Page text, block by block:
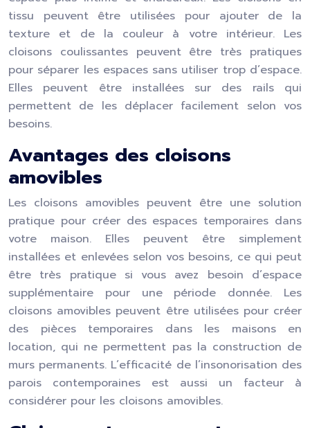
tissu peuvent être utilisées pour ajouter de la
texture et de la couleur à votre intérieur. Les
cloisons coulissantes peuvent être très pratiques
pour séparer les espaces sans utiliser trop d’espace.
Elles peuvent être installées sur des rails qui
permettent de les déplacer facilement selon vos
besoins.
Avantages des cloisons
amovibles
Les cloisons amovibles peuvent être une solution
pratique pour créer des espaces temporaires dans
votre maison. Elles peuvent être simplement
installées et enlevées selon vos besoins, ce qui peut
être très pratique si vous avez besoin d’espace
supplémentaire pour une période donnée. Les
cloisons amovibles peuvent être utilisées pour créer
des pièces temporaires dans les maisons en
location, qui ne permettent pas la construction de
murs permanents. L’efficacité de l’insonorisation des
parois contemporaines est aussi un facteur à
considérer pour les cloisons amovibles.